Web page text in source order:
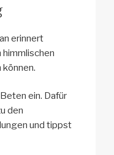
erinnert
ein. Dafür
den
und tippst